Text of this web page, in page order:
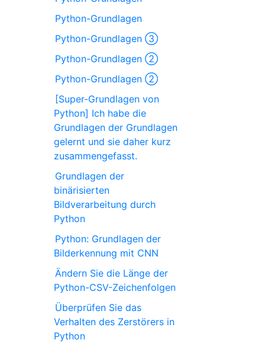
Python-Grundlagen
Python-Grundlagen ③
Python-Grundlagen ②
Python-Grundlagen ②
[Super-Grundlagen von
Python] Ich habe die
Grundlagen der Grundlagen
gelernt und sie daher kurz
zusammengefasst.
Grundlagen der
binärisierten
Bildverarbeitung durch
Python
Python: Grundlagen der
Bilderkennung mit CNN
Ändern Sie die Länge der
Python-CSV-Zeichenfolgen
Überprüfen Sie das
Verhalten des Zerstörers in
Python